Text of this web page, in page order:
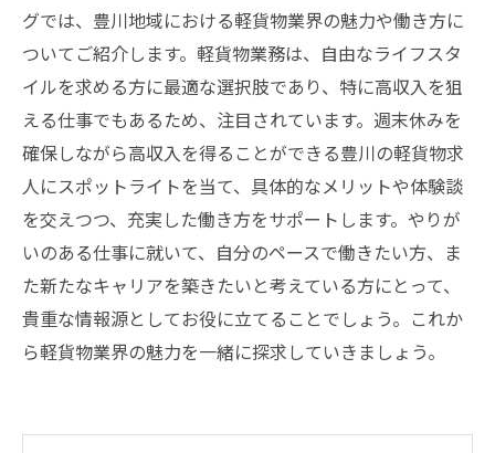
グでは、豊川地域における軽貨物業界の魅力や働き方に
ついてご紹介します。軽貨物業務は、自由なライフスタ
イルを求める方に最適な選択肢であり、特に高収入を狙
える仕事でもあるため、注目されています。週末休みを
確保しながら高収入を得ることができる豊川の軽貨物求
人にスポットライトを当て、具体的なメリットや体験談
を交えつつ、充実した働き方をサポートします。やりが
いのある仕事に就いて、自分のペースで働きたい方、ま
た新たなキャリアを築きたいと考えている方にとって、
貴重な情報源としてお役に立てることでしょう。これか
ら軽貨物業界の魅力を一緒に探求していきましょう。